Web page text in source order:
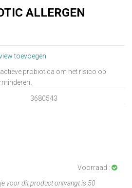
ALLERGEN
toevoegen
probiotica om het risico op
3680543
Voorraad :
voor dit product ontvangt is 50